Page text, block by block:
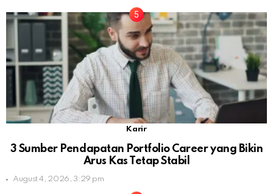
Karir
3 Sumber Pendapatan Portfolio Career yang Bikin
Arus Kas Tetap Stabil
August 4, 2026, 3:29 pm